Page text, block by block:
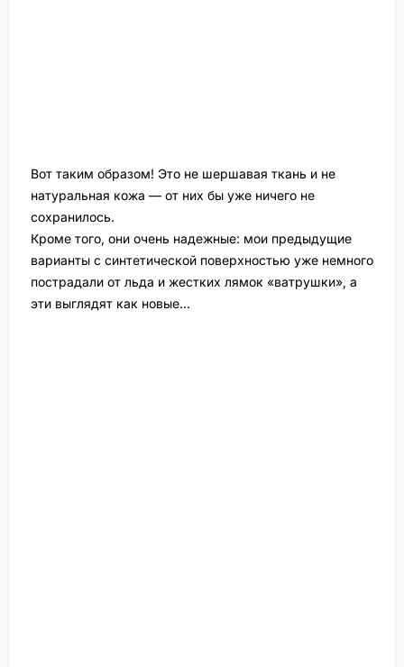
Вот таким образом! Это не шершавая ткань и не
натуральная кожа — от них бы уже ничего не
сохранилось.
Кроме того, они очень надежные: мои предыдущие
варианты с синтетической поверхностью уже немного
пострадали от льда и жестких лямок «ватрушки», а
эти выглядят как новые…